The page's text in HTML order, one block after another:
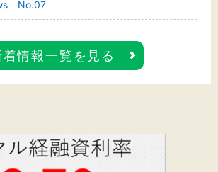
No.07
着情報一覧を見る